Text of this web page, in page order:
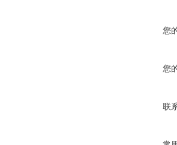
您
您
联